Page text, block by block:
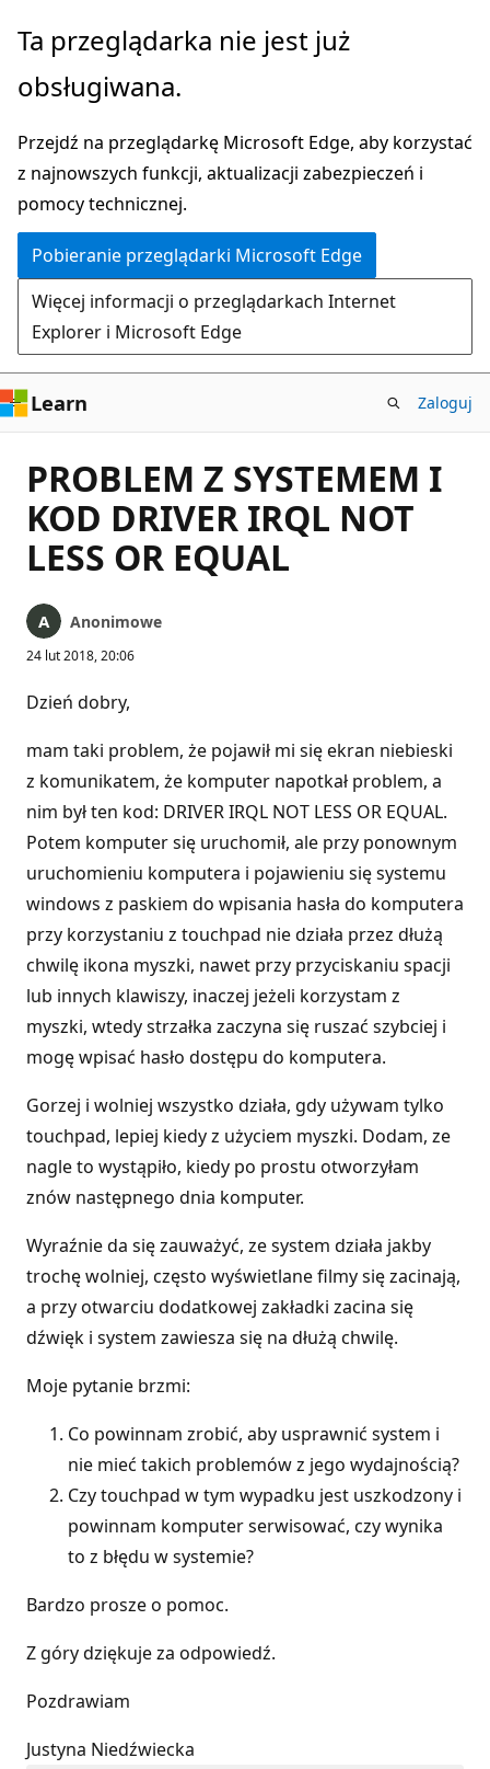
Przejdź
głównej
Ta przeglądarka nie jest już
obsługiwana.
Przejdź na przeglądarkę Microsoft Edge, aby korzystać
z najnowszych funkcji, aktualizacji zabezpieczeń i
pomocy technicznej.
Pobieranie przeglądarki Microsoft Edge
Więcej informacji o przeglądarkach Internet
Explorer i Microsoft Edge
Learn Zaloguj
PROBLEM Z SYSTEMEM I
KOD DRIVER IRQL NOT
LESS OR EQUAL
Anonimowe
24 lut 2018, 20:06
Dzień dobry,
mam taki problem, że pojawił mi się ekran niebieski
z komunikatem, że komputer napotkał problem, a
nim był ten kod: DRIVER IRQL NOT LESS OR EQUAL.
Potem komputer się uruchomił, ale przy ponownym
uruchomieniu komputera i pojawieniu się systemu
windows z paskiem do wpisania hasła do komputera
przy korzystaniu z touchpad nie działa przez dłużą
chwilę ikona myszki, nawet przy przyciskaniu spacji
lub innych klawiszy, inaczej jeżeli korzystam z
myszki, wtedy strzałka zaczyna się ruszać szybciej i
mogę wpisać hasło dostępu do komputera.
Gorzej i wolniej wszystko działa, gdy używam tylko
touchpad, lepiej kiedy z użyciem myszki. Dodam, ze
nagle to wystąpiło, kiedy po prostu otworzyłam
znów następnego dnia komputer.
Wyraźnie da się zauważyć, ze system działa jakby
trochę wolniej, często wyświetlane filmy się zacinają,
a przy otwarciu dodatkowej zakładki zacina się
dźwięk i system zawiesza się na dłużą chwilę.
Moje pytanie brzmi:
Co powinnam zrobić, aby usprawnić system i
nie mieć takich problemów z jego wydajnością?
Czy touchpad w tym wypadku jest uszkodzony i
powinnam komputer serwisować, czy wynika
to z błędu w systemie?
Bardzo prosze o pomoc.
Z góry dziękuje za odpowiedź.
Pozdrawiam
Justyna Niedźwiecka